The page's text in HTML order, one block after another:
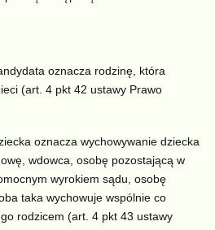
oznacza rodzinę, która
(art. 4 pkt 42 ustawy Prawo
oznacza wychowywanie dziecka
wdowca, osobę pozostającą w
wyrokiem sądu, osobę
taka wychowuje wspólnie co
rodzicem (art. 4 pkt 43 ustawy